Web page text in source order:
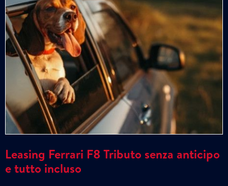
Leasing Ferrari F8 Tributo senza anticipo
e tutto incluso